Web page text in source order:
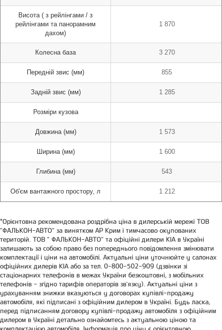
Висота ( з рейлінгами / з
рейлінгами та панорамним
дахом)
Колесна база
Передній звис (мм)
Задній звис (мм)
Розміри кузова
Довжина (мм)
Ширина (мм)
Глибина (мм)
Об'єм вантажного простору, л
1 870
3 270
855
1 285
1 573
1 600
543
1 212
*Орієнтовна рекомендована роздрібна ціна в дилерській мережі ТОВ
"ФАЛЬКОН-АВТО" за винятком АР Крим і тимчасово окупованих
територій. ТОВ " ФАЛЬКОН-АВТО" та офіційні дилери КІА в Україні
залишають за собою право без попереднього повідомлення змінювати
комплектації і ціни на автомобілі. Актуальні ціни уточнюйте у салонах
офіційних дилерів КІА або за тел. 0-800-502-909 (дзвінки зі
стаціонарних телефонів в межах України безкоштовні, з мобільних
телефонів - згідно тарифів операторів зв'язку). Актуальні ціни з
урахуванням знижки вказуються у договорах купівлі-продажу
автомобіля, які підписані з офіційним дилером в Україні. Будь ласка,
перед підписанням договору купівлі-продажу автомобіля з офіційним
дилером в Україні детально ознайомтесь з актуальною ціною та